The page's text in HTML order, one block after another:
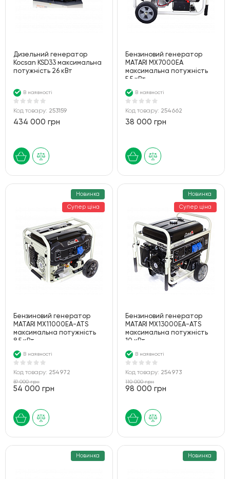
Дизельний генератор
Kocsan KSD33 максимальна
потужність 26 кВт
В наявності
Код товару: 253159
434 000 грн
Бензиновий генератор
MATARI MX7000EА
максимальна потужність
5.5 кВт
В наявності
Код товару: 254662
38 000 грн
Новинка
Супер ціна
Бензиновий генератор
MATARI MX11000EA-ATS
максимальна потужність
8.5 кВт
В наявності
Код товару: 254972
59 000 грн
54 000 грн
Новинка
Супер ціна
Бензиновий генератор
MATARI MX13000EA-ATS
максимальна потужність
10 кВт
В наявності
Код товару: 254973
110 000 грн
98 000 грн
Новинка Новинка